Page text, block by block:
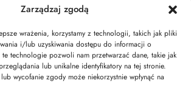
Zarządzaj zgodą
wrażenia, korzystamy z technologii, takich jak pliki
i/lub uzyskiwania dostępu do informacji o
technologie pozwoli nam przetwarzać dane, takie jak
lub unikalne identyfikatory na tej stronie.
wycofanie zgody może niekorzystnie wpłynąć na